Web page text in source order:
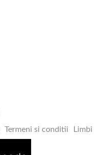
Termeni si conditii Limbi